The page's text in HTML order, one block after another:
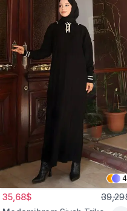
4
35,68$